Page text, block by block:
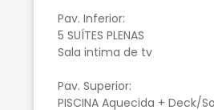
Pav. Inferior:
5 SUÍTES PLENAS
Sala intima de tv
Pav. Superior:
PISCINA Aquecida + Deck/